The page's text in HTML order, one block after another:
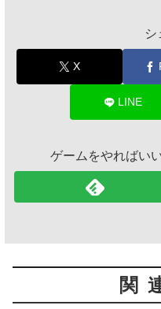
シ
X
LINE
ゲームをやればい
関